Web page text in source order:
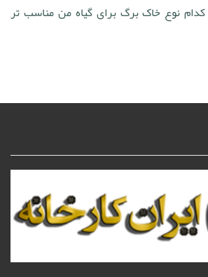
کدام نوع خاک برگ برای گیاه من مناسب تر